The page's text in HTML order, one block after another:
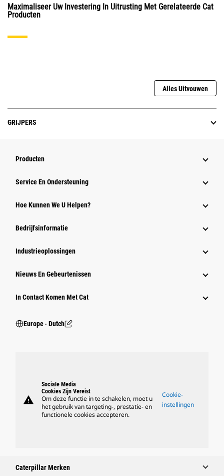
Maximaliseer Uw Investering In Uitrusting Met Gerelateerde Cat
Producten
Alles Uitvouwen
GRIJPERS
Producten
Service En Ondersteuning
Hoe Kunnen We U Helpen?
Bedrijfsinformatie
Industrieoplossingen
Nieuws En Gebeurtenissen
In Contact Komen Met Cat
Europe ‧ Dutch
warning
Sociale Media
Cookies Zijn Vereist
Om deze functie in te schakelen, moet u
het gebruik van targeting-, prestatie- en
functionele cookies accepteren.
Cookie-
instellingen
Caterpillar Merken